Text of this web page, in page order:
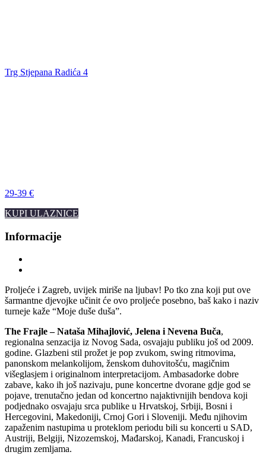
Trg Stjepana Radića 4
29-39 €
KUPI ULAZNICE
Informacije
Proljeće i Zagreb, uvijek miriše na ljubav! Po tko zna koji put ove
šarmantne djevojke učinit će ovo proljeće posebno, baš kako i naziv
turneje kaže “Moje duše duša”.
The Frajle – Nataša Mihajlović, Jelena i Nevena Buča,
regionalna senzacija iz Novog Sada, osvajaju publiku još od 2009.
godine. Glazbeni stil prožet je pop zvukom, swing ritmovima,
panonskom melankolijom, ženskom duhovitošću, magičnim
višeglasjem i originalnom interpretacijom. Ambasadorke dobre
zabave, kako ih još nazivaju, pune koncertne dvorane gdje god se
pojave, trenutačno jedan od koncertno najaktivnijih bendova koji
podjednako osvajaju srca publike u Hrvatskoj, Srbiji, Bosni i
Hercegovini, Makedoniji, Crnoj Gori i Sloveniji. Među njihovim
zapaženim nastupima u proteklom periodu bili su koncerti u SAD,
Austriji, Belgiji, Nizozemskoj, Mađarskoj, Kanadi, Francuskoj i
drugim zemljama.